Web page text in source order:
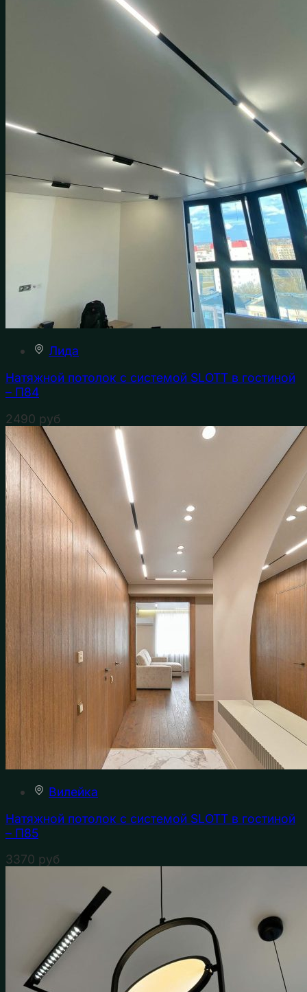
Лида
Натяжной потолок с системой SLOTT в гостиной
– П84
2490 руб
Вилейка
Натяжной потолок с системой SLOTT в гостиной
– П85
3370 руб